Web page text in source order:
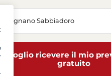
Voglio ricevere il mio
gratuito